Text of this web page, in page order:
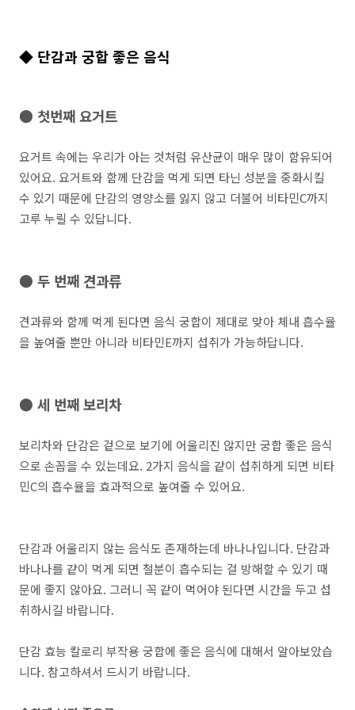
◆ 단감과 궁합 좋은 음식
● 첫번째 요거트
요거트 속에는 우리가 아는 것처럼 유산균이 매우 많이 함유되어
있어요. 요거트와 함께 단감을 먹게 되면 타닌 성분을 중화시킬
수 있기 때문에 단감의 영양소를 잃지 않고 더불어 비타민C까지
고루 누릴 수 있답니다.
● 두 번째 견과류
견과류와 함께 먹게 된다면 음식 궁합이 제대로 맞아 체내 흡수율
을 높여줄 뿐만 아니라 비타민E까지 섭취가 가능하답니다.
● 세 번째 보리차
보리차와 단감은 겉으로 보기에 어울리진 않지만 궁합 좋은 음식
으로 손꼽을 수 있는데요. 2가지 음식을 같이 섭취하게 되면 비타
민C의 흡수율을 효과적으로 높여줄 수 있어요.
단감과 어울리지 않는 음식도 존재하는데 바나나입니다. 단감과
바나나를 같이 먹게 되면 철분이 흡수되는 걸 방해할 수 있기 때
문에 좋지 않아요. 그러니 꼭 같이 먹어야 된다면 시간을 두고 섭
취하시길 바랍니다.
단감 효능 칼로리 부작용 궁합에 좋은 음식에 대해서 알아보았습
니다. 참고하셔서 드시기 바랍니다.